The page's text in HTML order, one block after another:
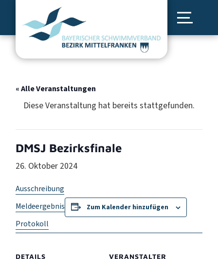
« Alle Veranstaltungen
Diese Veranstaltung hat bereits stattgefunden.
DMSJ Bezirksfinale
26. Oktober 2024
Ausschreibung
Meldeergebnis
Protokoll
Zum Kalender hinzufügen
DETAILS VERANSTALTER